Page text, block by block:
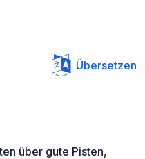
Übersetzen
über gute Pisten,